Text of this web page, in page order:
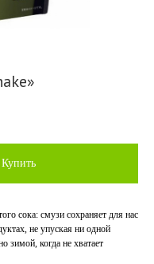
Купить
сока: смузи сохраняет для нас
не упуская ни одной
зимой, когда не хватает